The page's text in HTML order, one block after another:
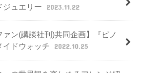
ジュエリー
2023.11.22
ァン(講談社刊)共同企画】『ピノ
イドウォッチ
2022.10.25